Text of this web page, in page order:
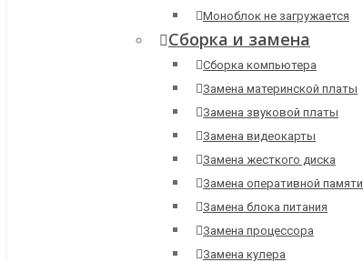
Моноблок не загружается
Сборка и замена
Сборка компьютера
Замена материнской платы
Замена звуковой платы
Замена видеокарты
Замена жесткого диска
Замена оперативной памяти
Замена блока питания
Замена процессора
Замена кулера